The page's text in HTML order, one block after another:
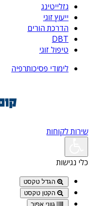
גזלייטינג
ייעוץ זוגי
הדרכת הורים
DBT
טיפול זוגי
לימודי פסיכותרפיה
שירות לקוחות
כלי נגישות
הגדל טקסט
הקטן טקסט
גווני אפור